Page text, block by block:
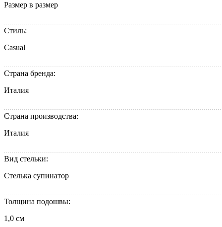
Размер в размер
Стиль:
Casual
Страна бренда:
Италия
Страна производства:
Италия
Вид стельки:
Стелька супинатор
Толщина подошвы:
1,0 см